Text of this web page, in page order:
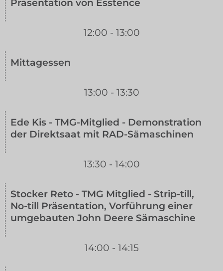
Präsentation von Esstence
12:00 - 13:00
Mittagessen
13:00 - 13:30
Ede Kis - TMG-Mitglied - Demonstration
der Direktsaat mit RAD-Sämaschinen
13:30 - 14:00
Stocker Reto - TMG Mitglied - Strip-till,
No-till Präsentation, Vorführung einer
umgebauten John Deere Sämaschine
14:00 - 14:15